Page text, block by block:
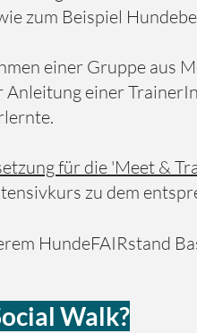
zum Beispiel
einer Gruppe aus
einer
für die 'Meet &
zu dem
HundeFAIRstand
Walk?